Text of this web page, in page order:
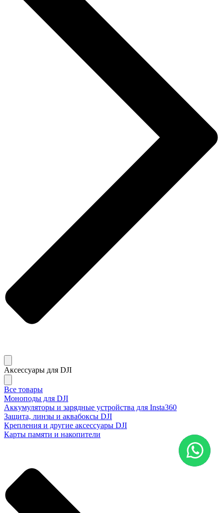
Аксессуары для DJI
Все товары
Моноподы для DJI
Аккумуляторы и зарядные устройства для Insta360
Защита, линзы и аквабоксы DJI
Крепления и другие аксессуары DJI
Карты памяти и накопители